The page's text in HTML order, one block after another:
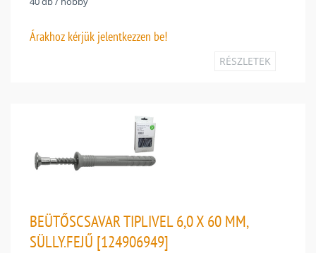
Árakhoz kérjük jelentkezzen be!
RÉSZLETEK
BEÜTŐSCSAVAR TIPLIVEL 6,0 X 60 MM,
SÜLLY.FEJŰ [124906949]